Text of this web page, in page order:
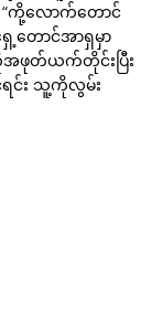
ကို့လောက်တောင်
တောင်အာရှမှာ
ဖုတ်ယက်တိုင်းပြီး
ရင်း သူ့ကိုလွမ်း